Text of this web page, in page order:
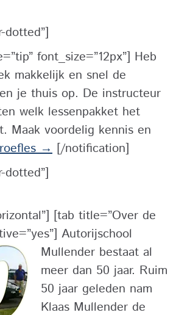
dotted”]
font_size=”12px”] Heb
makkelijk en snel de
je thuis op. De instructeur
welk lessenpakket het
Maak voordelig kennis en
→ [/notification]
dotted”]
[tab title=”Over de
Autorijschool
Mullender bestaat al
meer dan 50 jaar. Ruim
50 jaar geleden nam
Klaas Mullender de